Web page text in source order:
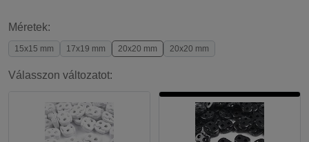
Méretek:
15x15 mm 17x19 mm 20x20 mm 20x20 mm
Válasszon változatot: